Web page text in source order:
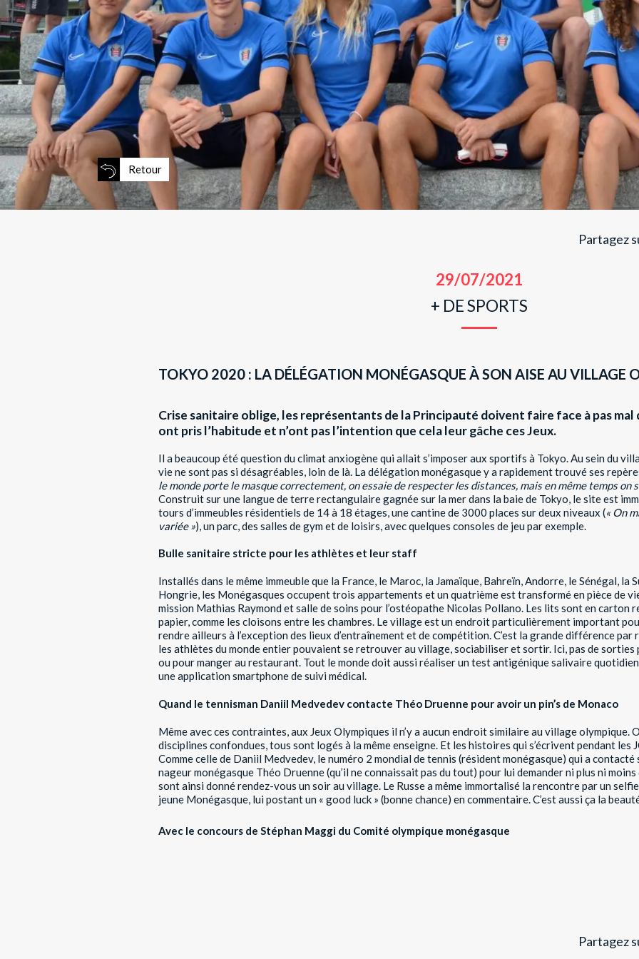
Retour
Partagez
29/07/2021
+ DE SPORTS
TOKYO 2020 : LA DÉLÉGATION MONÉGASQUE À SON AISE AU VILLAGE
Crise sanitaire oblige, les représentants de la Principauté doivent faire face à pas
ont pris l’habitude et n’ont pas l’intention que cela leur gâche ces Jeux.
Il a beaucoup été question du climat anxiogène qui allait s’imposer aux sportifs à Tokyo. Au sein du
vie ne sont pas si désagréables, loin de là. La délégation monégasque y a rapidement trouvé ses
lemonde porte le masque correctement, on essaie de respecter les distances, mais en même temps on
Construit sur une langue de terre rectangulaire gagnée sur la mer dans la baie de Tokyo, le site est
tours d’immeubles résidentiels de 14 à 18 étages, une cantine de 3000 places sur deux niveaux (« On
variée »), un parc, des salles de gym et de loisirs, avec quelques consoles de jeu par exemple.
Bulle sanitaire stricte pour les athlètes et leur staff
Installés dans le même immeuble que la France, le Maroc, la Jamaïque, Bahreïn, Andorre, le Sénégal, la
Hongrie, les Monégasques occupent trois appartements et un quatrième est transformé en pièce de
mission Mathias Raymond et salle de soins pour l’ostéopathe Nicolas Pollano. Les lits sont en carton
papier, comme les cloisons entre les chambres. Le village est un endroit particulièrement important
rendre ailleurs à l’exception des lieux d’entraînement et de compétition. C’est la grande différence
les athlètes du monde entier pouvaient se retrouver au village, sociabiliser et sortir. Ici, pas de sorties
ou pour manger au restaurant. Tout le monde doit aussi réaliser un test antigénique salivaire
une application smartphone de suivi médical.
Quand le tennisman Daniil Medvedev contacte Théo Druenne pour avoir un pin’s de Monaco
Même avec ces contraintes, aux Jeux Olympiques il n’y a aucun endroit similaire au village olympique.
disciplines confondues, tous sont logés à la même enseigne. Et les histoires qui s’écrivent pendant les
Comme celle de Daniil Medvedev, le numéro 2 mondial de tennis (résident monégasque) qui a
nageur monégasque Théo Druenne (qu’il ne connaissait pas du tout) pour lui demander ni plus ni moins
sont ainsi donné rendez-vous un soir au village. Le Russe a même immortalisé la rencontre par un
jeune Monégasque, lui postant un « good luck » (bonne chance) en commentaire. C’est aussi ça la
Avec le concours de Stéphan Maggi du Comité olympique monégasque
Partagez